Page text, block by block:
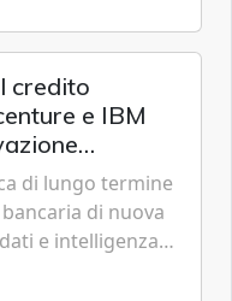
credito
e IBM
di lungo termine
di nuova
e intelligenza